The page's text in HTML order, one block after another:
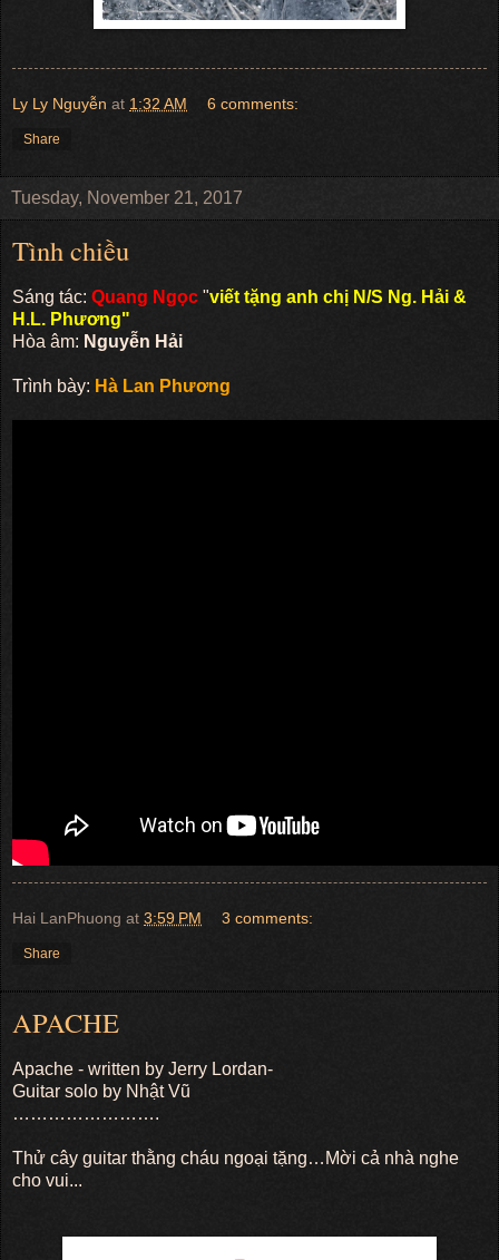
Ly Ly Nguyễn at 1:32 AM 6 comments:
Share
Tuesday, November 21, 2017
Tình chiều
Sáng tác: Quang Ngọc "viết tặng anh chị N/S Ng. Hải &
H.L. Phương"
Hòa âm: Nguyễn Hải
Trình bày: Hà Lan Phương
Hai LanPhuong at 3:59 PM 3 comments:
Share
APACHE
Apache - written by Jerry Lordan-
Guitar solo by Nhật Vũ
…………………….
Thử cây guitar thằng cháu ngoại tặng…Mời cả nhà nghe
cho vui...